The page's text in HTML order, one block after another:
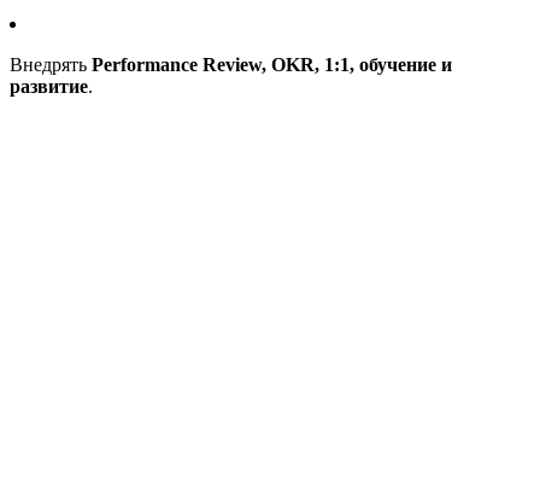
Внедрять Performance Review, OKR, 1:1, обучение и
развитие.